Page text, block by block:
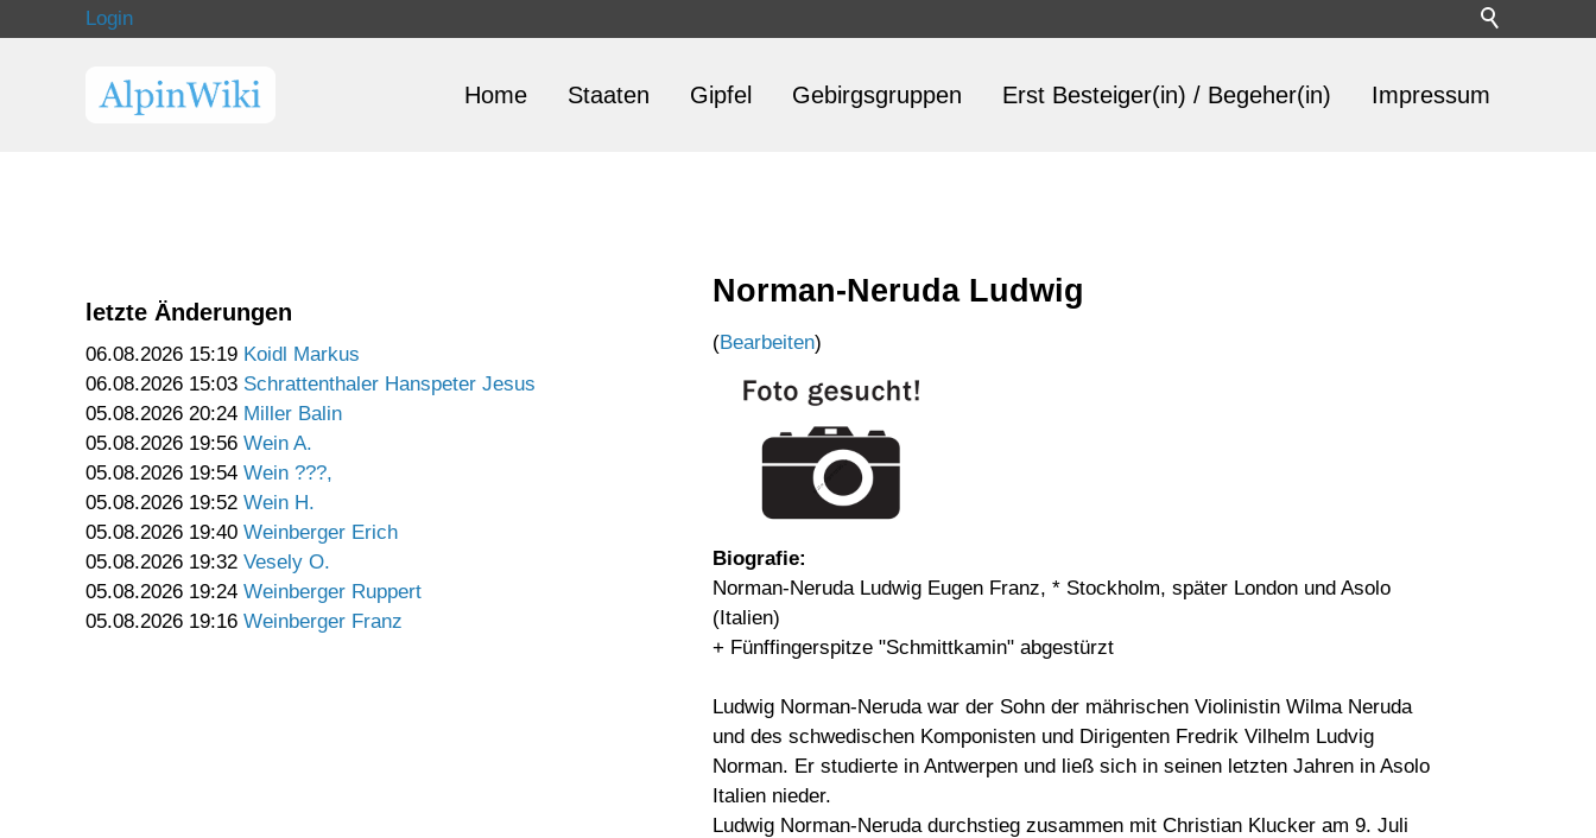
Login
Home Staaten Gipfel Gebirgsgruppen Erst Besteiger(in) / Begeher(in) Impressum
letzte Änderungen
06.08.2026 15:19 Koidl Markus
06.08.2026 15:03 Schrattenthaler Hanspeter Jesus
05.08.2026 20:24 Miller Balin
05.08.2026 19:56 Wein A.
05.08.2026 19:54 Wein ???,
05.08.2026 19:52 Wein H.
05.08.2026 19:40 Weinberger Erich
05.08.2026 19:32 Vesely O.
05.08.2026 19:24 Weinberger Ruppert
05.08.2026 19:16 Weinberger Franz
Norman-Neruda Ludwig
(Bearbeiten)
Biografie:
Norman-Neruda Ludwig Eugen Franz, * Stockholm, später London und Asolo
(Italien)
+ Fünffingerspitze "Schmittkamin" abgestürzt
Ludwig Norman-Neruda war der Sohn der mährischen Violinistin Wilma Neruda
und des schwedischen Komponisten und Dirigenten Fredrik Vilhelm Ludvig
Norman. Er studierte in Antwerpen und ließ sich in seinen letzten Jahren in Asolo
Italien nieder.
Ludwig Norman-Neruda durchstieg zusammen mit Christian Klucker am 9. Juli